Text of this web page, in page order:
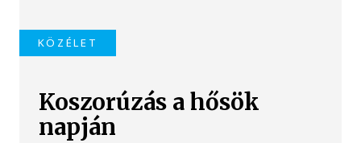
KÖZÉLET
Koszorúzás a hősök
napján